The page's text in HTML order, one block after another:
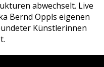
abwechselt. Live
Bernd Oppls eigenen
Künstlerinnen